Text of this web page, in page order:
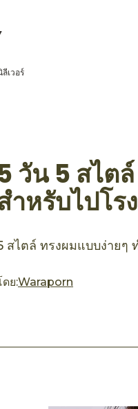
เวอร์
วัน 5 สไต
ำหรับไปโร
สไตล์ ทรงผมแบบง่ายๆ
ดย:Waraporn